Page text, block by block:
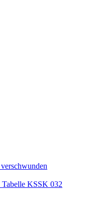
Tabelle KSSK 032